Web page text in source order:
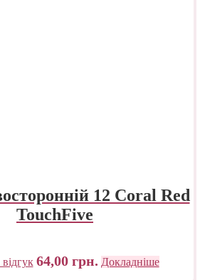
12 Coral Red
TouchFive
64,00 грн. Докладніше